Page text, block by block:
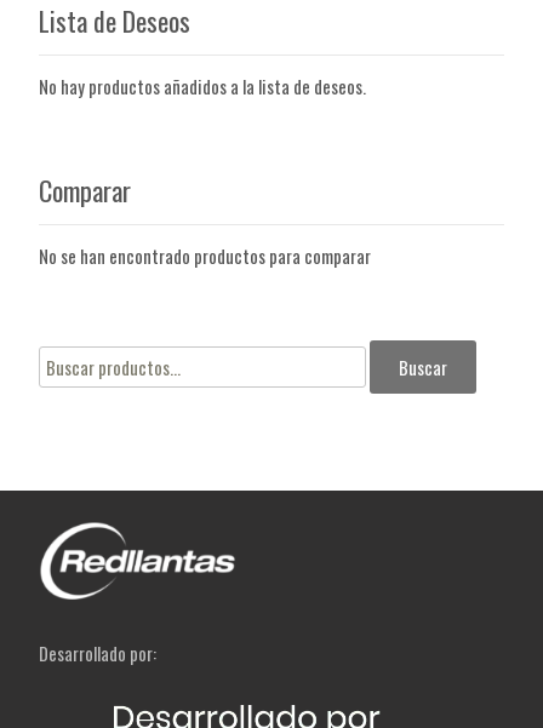
Lista de Deseos
No hay productos añadidos a la lista de deseos.
Comparar
No se han encontrado productos para comparar
Buscar
por:
Buscar
Desarrollado por: